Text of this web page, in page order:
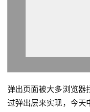
弹出页面被大多浏览器
过弹出层来实现，今天